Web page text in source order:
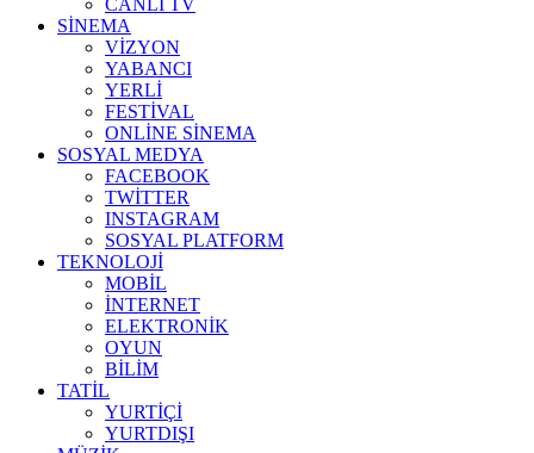
SİNEMA
VİZYON
YABANCI
YERLİ
FESTİVAL
ONLİNE SİNEMA
SOSYAL MEDYA
FACEBOOK
TWİTTER
INSTAGRAM
SOSYAL PLATFORM
TEKNOLOJİ
MOBİL
İNTERNET
ELEKTRONİK
OYUN
BİLİM
TATİL
YURTİÇİ
YURTDIŞI